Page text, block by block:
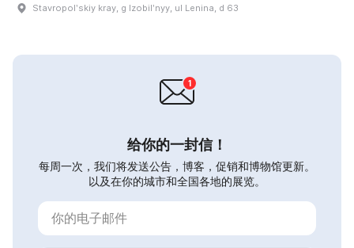
Stavropolʹskiy kray, g Izobilʹnyy, ul Lenina, d 63
给你的一封信！
每周一次，我们将发送公告，博客，促销和博物馆更新。
以及在你的城市和全国各地的展览。